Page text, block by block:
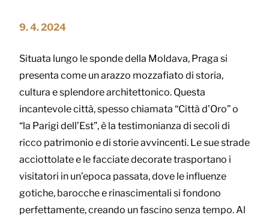
9. 4. 2024
Situata lungo le sponde della Moldava, Praga si
presenta come un arazzo mozzafiato di storia,
cultura e splendore architettonico. Questa
incantevole città, spesso chiamata “Città d’Oro” o
“la Parigi dell’Est”, è la testimonianza di secoli di
ricco patrimonio e di storie avvincenti. Le sue strade
acciottolate e le facciate decorate trasportano i
visitatori in un’epoca passata, dove le influenze
gotiche, barocche e rinascimentali si fondono
perfettamente, creando un fascino senza tempo. Al